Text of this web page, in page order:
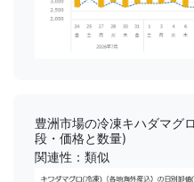
豊洲市場の冷凍キハダマグ
段・価格と数量)
関連性：類似